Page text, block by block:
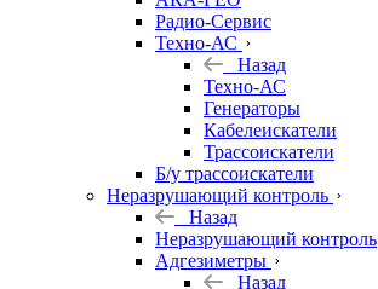
Радио-Сервис
Техно-АС
Назад
Техно-АС
Генераторы
Кабелеискатели
Трассоискатели
Б/у трассоискатели
Неразрушающий контроль
Назад
Неразрушающий контроль
Адгезиметры
Назад